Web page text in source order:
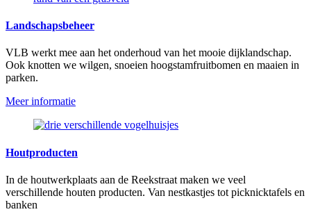
Landschapsbeheer
VLB werkt mee aan het onderhoud van het mooie dijklandschap.
Ook knotten we wilgen, snoeien hoogstamfruitbomen en maaien in
parken.
Meer informatie
Houtproducten
In de houtwerkplaats aan de Reekstraat maken we veel
verschillende houten producten. Van nestkastjes tot picknicktafels en
banken